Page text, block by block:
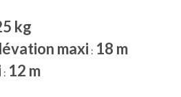
kg
maxi : 18 m
: 12 m